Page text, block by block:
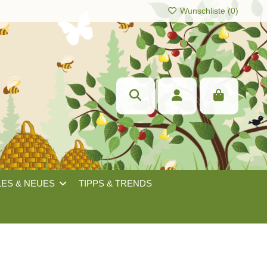
Wunschliste (0)
& NEUES TIPPS & TRENDS